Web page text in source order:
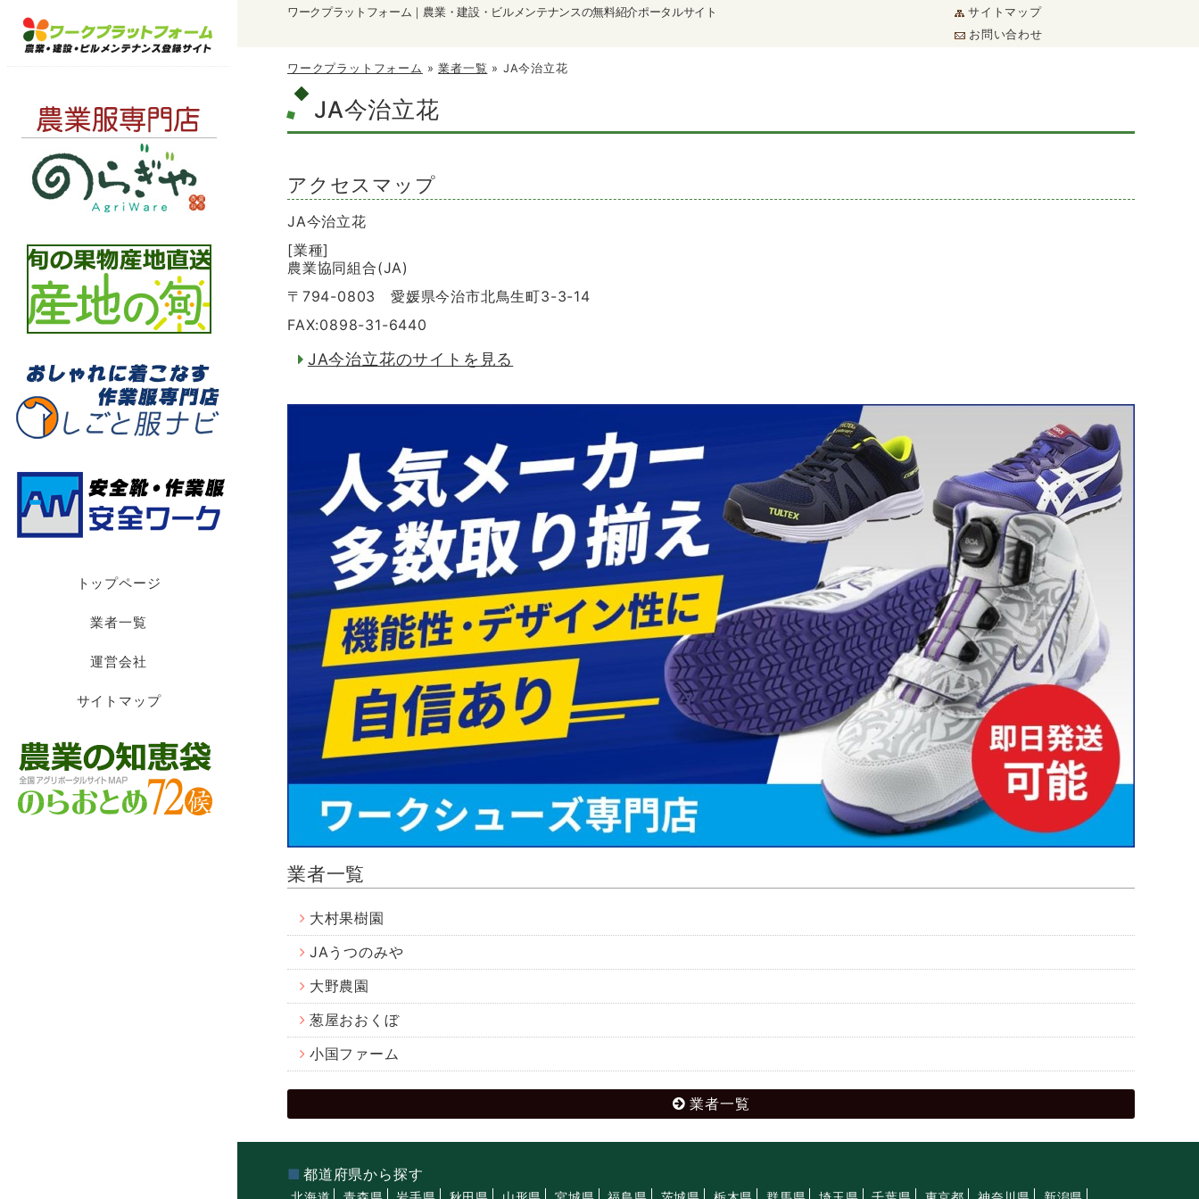
ワークプラットフォーム｜農業・建設・ビルメンテナンスの無料紹介ポータルサイト
サイトマップ
お問い合わせ
トップページ
業者一覧
運営会社
サイトマップ
ワークプラットフォーム »業者一覧 » JA今治立花
JA今治立花
アクセスマップ
JA今治立花
[業種]
農業協同組合(JA)
〒794-0803 愛媛県今治市北鳥生町3-3-14
FAX:0898-31-6440
JA今治立花のサイトを見る
業者一覧
大村果樹園
JAうつのみや
大野農園
葱屋おおくぼ
小国ファーム
業者一覧
都道府県から探す